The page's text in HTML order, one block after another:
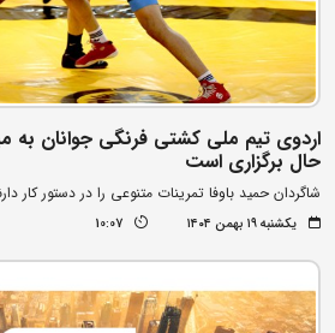
اردوی تیم ملی کشتی فرنگی جوانان به
حال برگزاری است
شاگردان حمید باوفا تمرینات متنوعی را در دستور کار
یکشنبه ۱۹ بهمن ۱۴۰۴ 10:07